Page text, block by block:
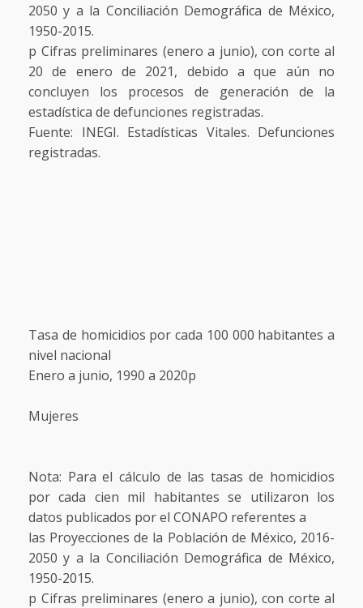
2050 y a la Conciliación Demográfica de México,
1950-2015.
p Cifras preliminares (enero a junio), con corte al
20 de enero de 2021, debido a que aún no
concluyen los procesos de generación de la
estadística de defunciones registradas.
Fuente: INEGI. Estadísticas Vitales. Defunciones
registradas.
Tasa de homicidios por cada 100 000 habitantes a
nivel nacional
Enero a junio, 1990 a 2020p
Mujeres
Nota: Para el cálculo de las tasas de homicidios
por cada cien mil habitantes se utilizaron los
datos publicados por el CONAPO referentes a
las Proyecciones de la Población de México, 2016-
2050 y a la Conciliación Demográfica de México,
1950-2015.
p Cifras preliminares (enero a junio), con corte al